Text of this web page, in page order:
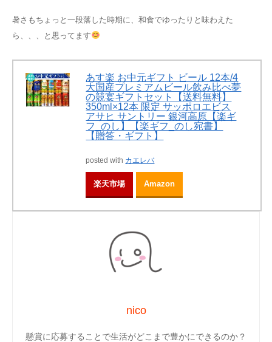
暑さもちょっと一段落した時期に、和食でゆったりと味わえた
ら、、、と思ってます
あす楽 お中元ギフト ビール 12本/4
大国産プレミアムビール飲み比べ夢
の競宴ギフトセット【送料無料】
350ml×12本 限定 サッポロエビス
アサヒ サントリー 銀河高原【楽ギ
フ_のし】【楽ギフ_のし宛書】
【贈答・ギフト】
posted with カエレバ
楽天市場 Amazon
nico
懸賞に応募することで生活がどこまで豊かにできるのか？